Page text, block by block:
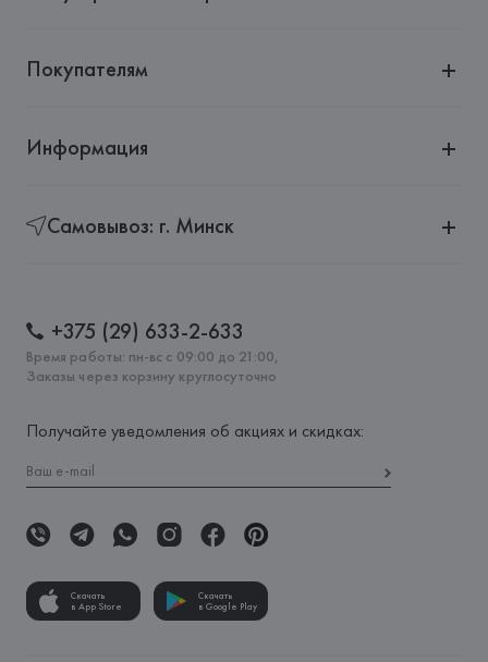
Покупателям
Информация
Самовывоз: г. Минск
+375 (29) 633-2-633
Время работы: пн-вс с 09:00 до 21:00,
Заказы через корзину круглосуточно
Получайте уведомления об акциях и скидках:
Скачать
в App Store
Скачать
в Google Play